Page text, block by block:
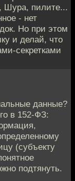
Шура, пилите...
- нет
Но при этом
и делай, что
секретками
данные?
в 152-ФЗ:
(субъекту
подтянуть.